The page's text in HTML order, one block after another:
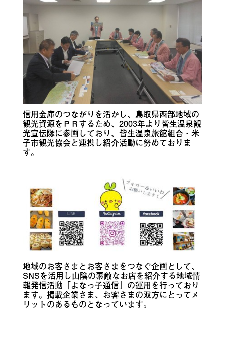
信用金庫のつながりを活かし、鳥取県西部地域の
観光資源をＰＲするため、2003年より皆生温泉観
光宣伝隊に参画しており、皆生温泉旅館組合・米
子市観光協会と連携し紹介活動に努めておりま
す。
地域のお客さまとお客さまをつなぐ企画として、
SNSを活用し山陰の素敵なお店を紹介する地域情
報発信活動「よなっ子通信」の運用を行っており
ます。掲載企業さま、お客さまの双方にとってメ
リットのあるものとなっています。